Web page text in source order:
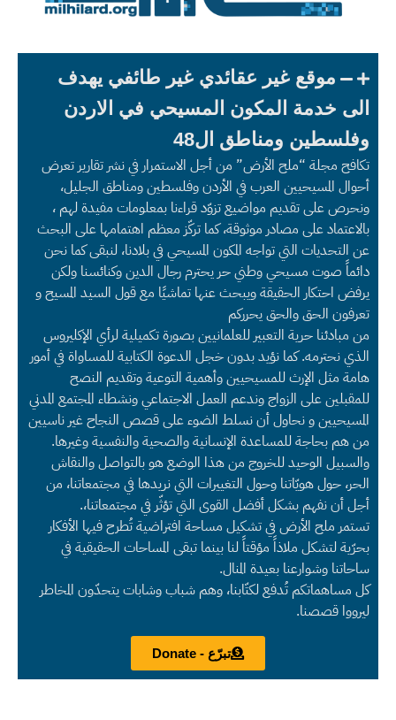
موقع غير عقائدي غير طائفي يهدف
الى خدمة المكون المسيحي في الاردن
وفلسطين ومناطق ال48
تكافح مجلة “ملح الأرض” من أجل الاستمرار في نشر تقارير تعرض
أحوال المسيحيين العرب في الأردن وفلسطين ومناطق الجليل،
ونحرص على تقديم مواضيع تزوّد قراءنا بمعلومات مفيدة لهم ،
بالاعتماد على مصادر موثوقة، كما تركّز معظم اهتمامها على البحث
عن التحديات التي تواجه المكون المسيحي في بلادنا، لنبقى كما نحن
دائماً صوت مسيحي وطني حر يحترم رجال الدين وكنائسنا ولكن
يرفض احتكار الحقيقة ويبحث عنها تماشيًا مع قول السيد المسيح و
تعرفون الحق والحق يحرركم
من مبادئنا حرية التعبير للعلمانيين بصورة تكميلية لرأي الإكليروس
الذي نحترمه. كما نؤيد بدون خجل الدعوة الكتابية للمساواة في أمور
هامة مثل الإرث للمسيحيين وأهمية التوعية وتقديم النصح
للمقبلين على الزواج وندعم العمل الاجتماعي ونشطاء المجتمع المدني
المسيحيين و نحاول أن نسلط الضوء على قصص النجاح غير ناسيين
من هم بحاجة للمساعدة الإنسانية والصحية والنفسية وغيرها.
والسبيل الوحيد للخروج من هذا الوضع هو بالتواصل والنقاش
الحر، حول هويّاتنا وحول التغييرات التي نريدها في مجتمعاتنا، من
أجل أن نفهم بشكل أفضل القوى التي تؤثّر في مجتمعاتنا،.
تستمر ملح الأرض في تشكيل مساحة افتراضية تُطرح فيها الأفكار
بحرّية لتشكل ملاذاً مؤقتاً لنا بينما تبقى المساحات الحقيقية في
ساحاتنا وشوارعنا بعيدة المنال.
كل مساهماتكم تُدفع لكتّابنا، وهم شباب وشابات يتحدّون المخاطر
ليرووا قصصنا.
تبرّع - Donate